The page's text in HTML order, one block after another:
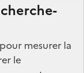
mesurer la
le